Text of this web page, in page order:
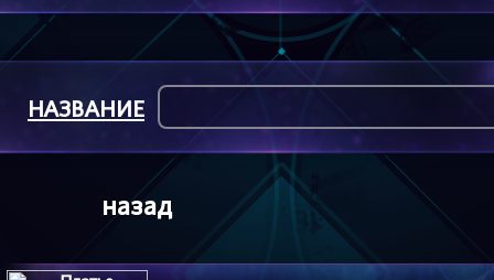
назад
НАЗВАНИЕ